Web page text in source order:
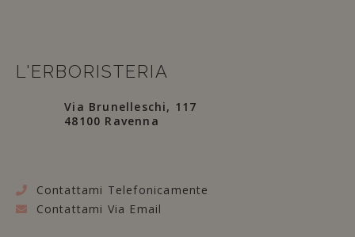
L'ERBORISTERIA
Via Brunelleschi, 117
48100 Ravenna
Contattami Telefonicamente
Contattami Via Email